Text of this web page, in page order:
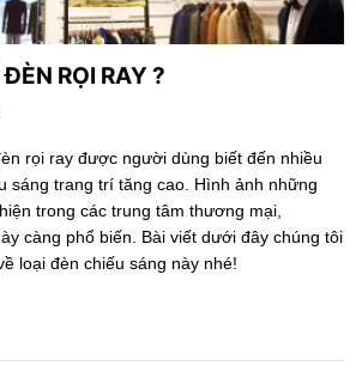
RỌI RAY ?
rọi ray được người dùng biết đến nhiều
sáng trang trí tăng cao. Hình ảnh những
trong các trung tâm thương mại,
càng phổ biến. Bài viết dưới đây chúng tôi
loại đèn chiếu sáng này nhé!